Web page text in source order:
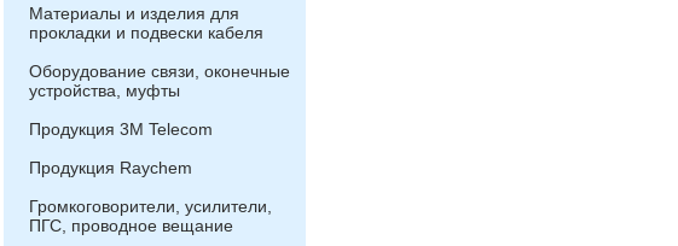
Материалы и изделия для
прокладки и подвески кабеля
Оборудование связи, оконечные
устройства, муфты
Продукция 3М Telecom
Продукция Raychem
Громкоговорители, усилители,
ПГС, проводное вещание